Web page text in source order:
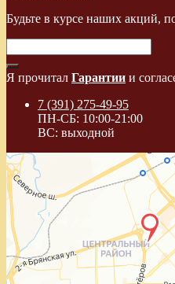
Будьте в курсе наших акций,
Я прочитал Гарантии и
7 (391) 275-49-95
ПН-СБ: 10:00-21:00
ВС: выходной